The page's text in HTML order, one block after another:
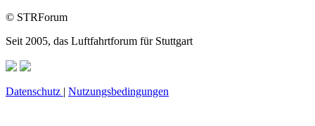
© STRForum
Seit 2005, das Luftfahrtforum für Stuttgart
Datenschutz | Nutzungsbedingungen